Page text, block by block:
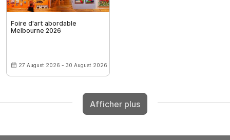
Foire d'art abordable
Melbourne 2026
27 August 2026 - 30 August 2026
Afficher plus